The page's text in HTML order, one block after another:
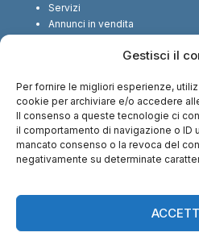
Gestisci il
Per fornire le migliori esperienze,
cookie per archiviare e/o accedere
Il consenso a queste tecnologie ci
il comportamento di navigazione o ID
mancato consenso o la revoca del
negativamente su determinate
Servizi
Annunci in vendita
SEGUICI SUI SOCIAL
CI TROVI